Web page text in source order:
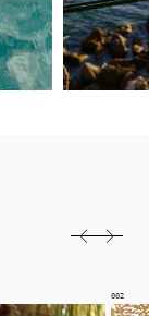
003